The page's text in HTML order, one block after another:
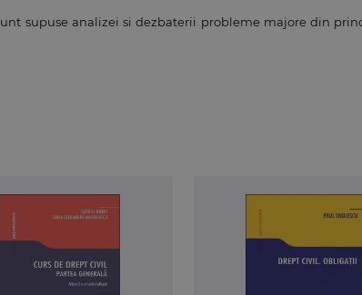
supuse analizei si dezbaterii probleme majore din